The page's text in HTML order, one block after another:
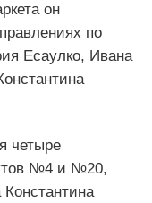
он
по
Есаулко, Ивана
четыре
№4 и №20,